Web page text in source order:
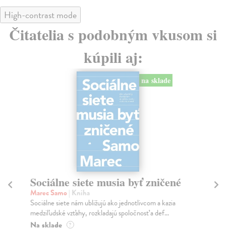
High-contrast mode
Čitatelia s podobným vkusom si
kúpili aj:
na sklade
Sociálne siete musia byť zničené
Marec Samo| Kniha
Sociálne siete nám ubližujú ako jednotlivcom a kazia
medziľudské vzťahy, rozkladajú spoločnosť a def...
Na sklade ?